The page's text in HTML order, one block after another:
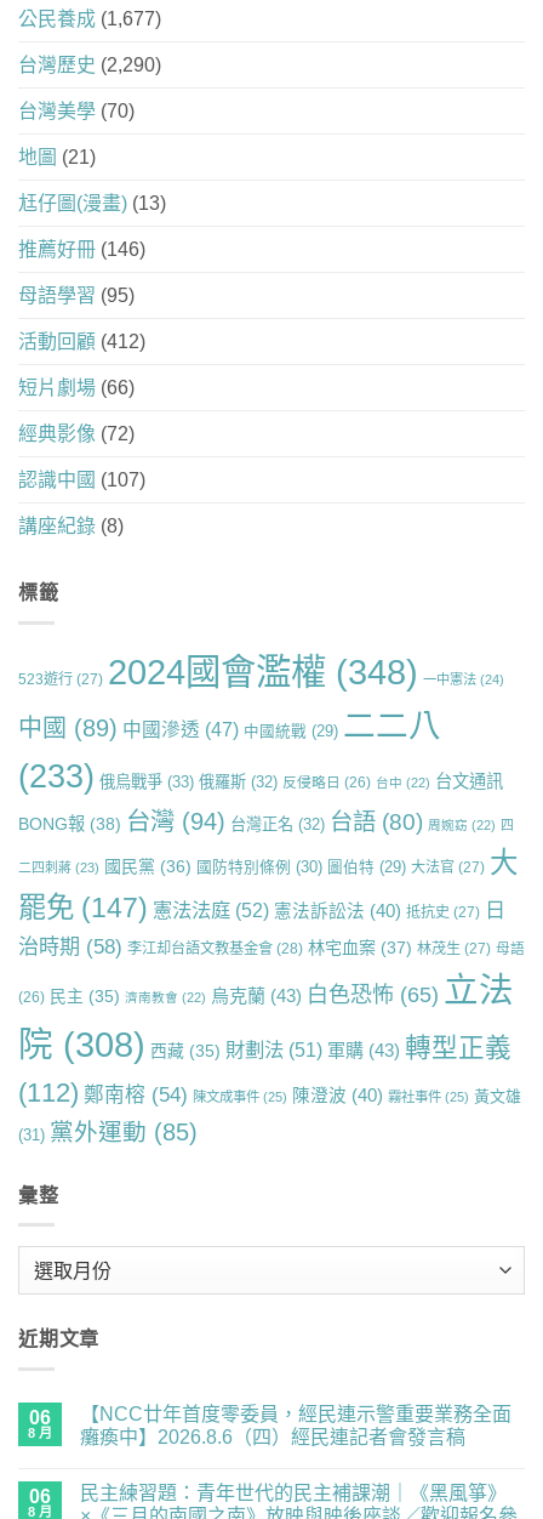
公民養成 (1,677)
台灣歷史 (2,290)
台灣美學 (70)
地圖 (21)
尪仔圖(漫畫) (13)
推薦好冊 (146)
母語學習 (95)
活動回顧 (412)
短片劇場 (66)
經典影像 (72)
認識中國 (107)
講座紀錄 (8)
標籤
523遊行 (27) 2024國會濫權 (348) 一中憲法 (24)
中國 (89) 中國滲透 (47) 中國統戰 (29) 二二八
(233) 俄烏戰爭 (33) 俄羅斯 (32) 反侵略日 (26) 台中 (22) 台文通訊
BONG報 (38) 台灣 (94) 台灣正名 (32) 台語 (80) 周婉窈 (22) 四
二四刺蔣 (23) 國民黨 (36) 國防特別條例 (30) 圖伯特 (29) 大法官 (27) 大
罷免 (147) 憲法法庭 (52) 憲法訴訟法 (40) 抵抗史 (27) 日
治時期 (58) 李江却台語文教基金會 (28) 林宅血案 (37) 林茂生 (27) 母語
(26) 民主 (35) 濟南教會 (22) 烏克蘭 (43) 白色恐怖 (65) 立法
院 (308) 西藏 (35) 財劃法 (51) 軍購 (43) 轉型正義
(112) 鄭南榕 (54) 陳文成事件 (25) 陳澄波 (40) 霧社事件 (25) 黃文雄
(31) 黨外運動 (85)
彙整
近期文章
06
8 月
【NCC廿年首度零委員，經民連示警重要業務全面
癱瘓中】2026.8.6（四）經民連記者會發言稿
廿
留
言
06
8 月
民主練習題：青年世代的民主補課潮｜《黑風箏》